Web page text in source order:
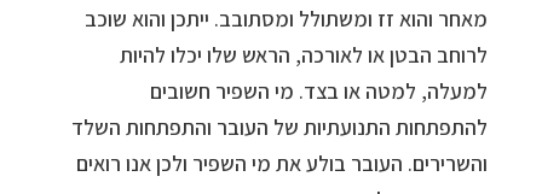
מאחר והוא זז ומשתולל ומסתובב. ייתכן והוא שוכב
לרוחב הבטן או לאורכה, הראש שלו יכלו להיות
למעלה, למטה או בצד. מי השפיר חשובים
להתפתחות התנועתיות של העובר והתפתחות השלד
והשרירים. העובר בולע את מי השפיר ולכן אנו רואים